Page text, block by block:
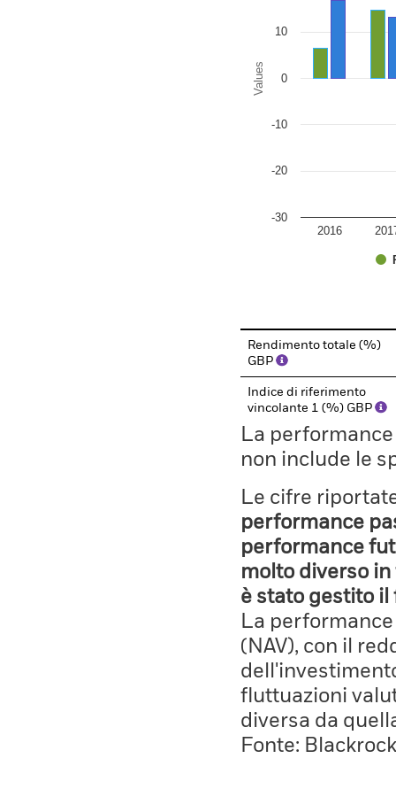
Values
2016
-30
-20
-10
0
10
Rendimento totale (%)
GBP
Indice di riferimento
vincolante 1 (%) GBP
La
non include le
Le cifre
performance
performance
molto diverso
è stato gestito il
La
(NAV), con il
fluttuazioni
diversa da
Fonte: Blackrock